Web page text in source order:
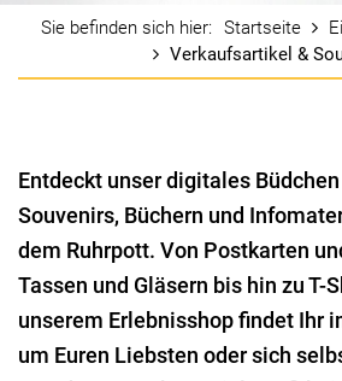
Startseite
Verkaufsartikel &
Entdeckt unser digitales
Souvenirs, Büchern und
dem Ruhrpott. Von Postkarten
Tassen und Gläsern bis hin zu T-
unserem Erlebnisshop findet Ihr
um Euren Liebsten oder sich